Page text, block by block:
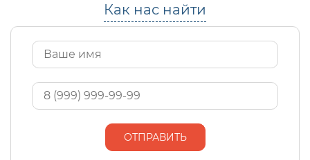
Как нас найти
Имя
*
Ваш
телефон